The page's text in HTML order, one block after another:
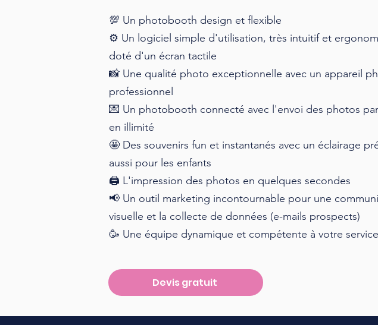
💯 Un photobooth design et flexible
⚙️ Un logiciel simple d'utilisation, très intuitif et
doté d'un écran tactile
📸 Une qualité photo exceptionnelle avec un appareil
professionnel
💌 Un photobooth connecté avec l'envoi des photos par
en illimité
🤩 Des souvenirs fun et instantanés avec un éclairage
aussi pour les enfants
🖨️ L'impression des photos en quelques secondes
📢 Un outil marketing incontournable pour une
visuelle et la collecte de données (e-mails prospects)
🥳 Une équipe dynamique et compétente à votre service
Devis gratuit